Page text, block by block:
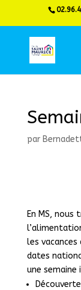
par
En MS,
les
dates
une semaine